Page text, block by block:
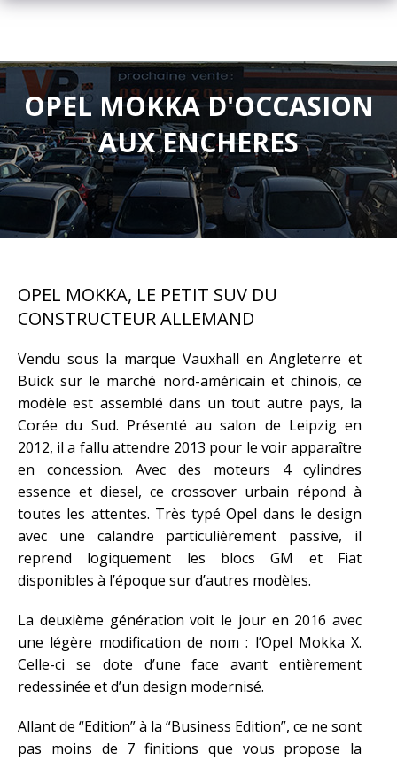
OPEL MOKKA D'OCCASION
AUX ENCHERES
OPEL MOKKA, LE PETIT SUV DU
CONSTRUCTEUR ALLEMAND
Vendu sous la marque Vauxhall en Angleterre et
Buick sur le marché nord-américain et chinois, ce
modèle est assemblé dans un tout autre pays, la
Corée du Sud. Présenté au salon de Leipzig en
2012, il a fallu attendre 2013 pour le voir apparaître
en concession. Avec des moteurs 4 cylindres
essence et diesel, ce crossover urbain répond à
toutes les attentes. Très typé Opel dans le design
avec une calandre particulièrement passive, il
reprend logiquement les blocs GM et Fiat
disponibles à l’époque sur d’autres modèles.
La deuxième génération voit le jour en 2016 avec
une légère modification de nom : l’Opel Mokka X.
Celle-ci se dote d’une face avant entièrement
redessinée et d’un design modernisé.
Allant de “Edition” à la “Business Edition”, ce ne sont
pas moins de 7 finitions que vous propose la